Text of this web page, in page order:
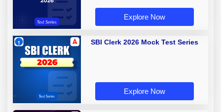
Explore Now
SBI Clerk 2026 Mock Test Series
Explore Now